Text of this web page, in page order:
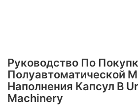
Руководство По
Полуавтоматической
Наполнения Капсул В
Machinery